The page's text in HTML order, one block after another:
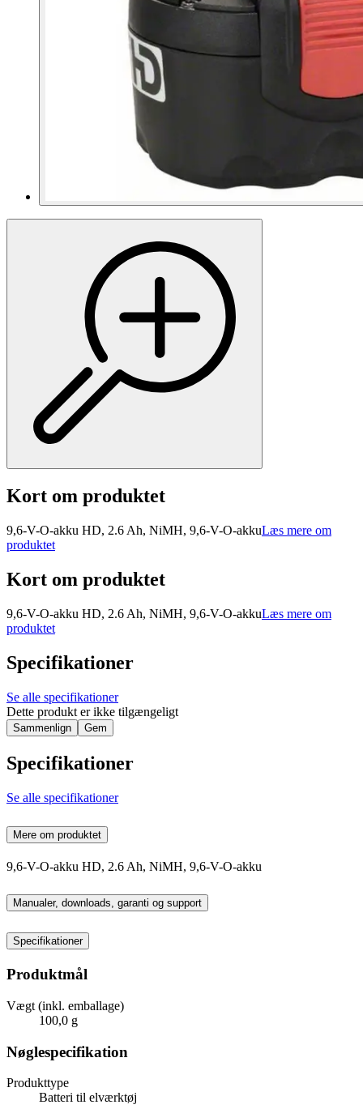
Kort om produktet
9,6-V-O-akku HD, 2.6 Ah, NiMH, 9,6-V-O-akkuLæs mere om
produktet
Kort om produktet
9,6-V-O-akku HD, 2.6 Ah, NiMH, 9,6-V-O-akkuLæs mere om
produktet
Specifikationer
Se alle specifikationer
Dette produkt er ikke tilgængeligt
Sammenlign Gem
Specifikationer
Se alle specifikationer
Mere om produktet
9,6-V-O-akku HD, 2.6 Ah, NiMH, 9,6-V-O-akku
Manualer, downloads, garanti og support
Specifikationer
Produktmål
Vægt (inkl. emballage)
100,0 g
Nøglespecifikation
Produkttype
Batteri til elværktøj